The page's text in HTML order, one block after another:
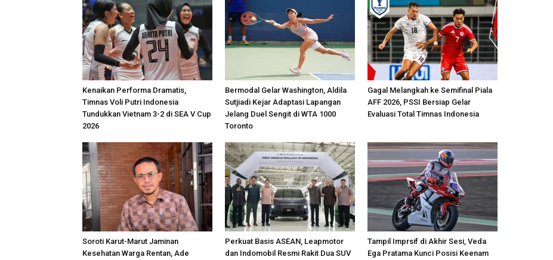
Kenaikan Performa Dramatis,
Timnas Voli Putri Indonesia
Tundukkan Vietnam 3-2 di SEA V Cup
2026
Bermodal Gelar Washington, Aldila
Sutjiadi Kejar Adaptasi Lapangan
Jelang Duel Sengit di WTA 1000
Toronto
Gagal Melangkah ke Semifinal Piala
AFF 2026, PSSI Bersiap Gelar
Evaluasi Total Timnas Indonesia
Soroti Karut-Marut Jaminan
Kesehatan Warga Rentan, Ade
Perkuat Basis ASEAN, Leapmotor
dan Indomobil Resmi Rakit Dua SUV
Tampil Imprsif di Akhir Sesi, Veda
Ega Pratama Kunci Posisi Keenam